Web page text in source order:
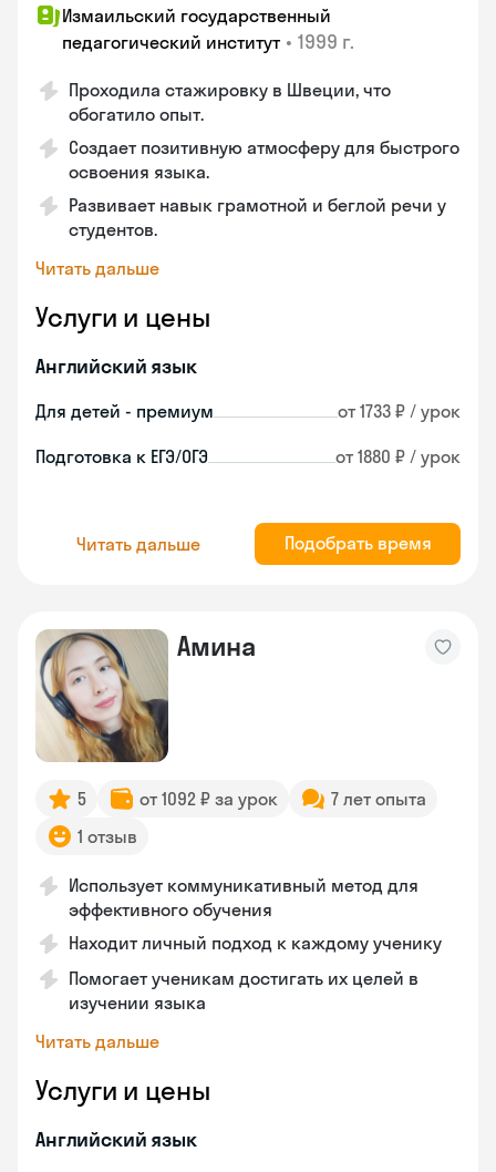
Измаильский государственный
педагогический институт • 1999 г.
Проходила стажировку в Швеции, что
обогатило опыт.
Создает позитивную атмосферу для быстрого
освоения языка.
Развивает навык грамотной и беглой речи у
студентов.
Читать дальше
Услуги и цены
Английский язык
Для детей - премиум от 1733 ₽ / урок
Подготовка к ЕГЭ/ОГЭ от 1880 ₽ / урок
Читать дальше Подобрать время
Амина
5 от 1092 ₽ за урок
7 лет опыта
1 отзыв
Использует коммуникативный метод для
эффективного обучения
Находит личный подход к каждому ученику
Помогает ученикам достигать их целей в
изучении языка
Читать дальше
Услуги и цены
Английский язык